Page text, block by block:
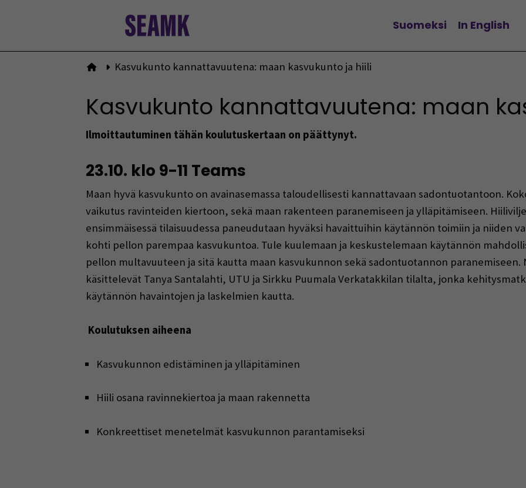
Vaihda kieltä
Suomeksi In English
Etusivulle
Kasvukunto kannattavuutena: maan kasvukunto ja hiili
Kasvukunto kannattavuutena: maan
Ilmoittautuminen tähän koulutuskertaan on päättynyt.
23.10. klo 9-11 Teams
Maan hyvä kasvukunto on avainasemassa taloudellisesti kannattavaan sadontuotantoon.
vaikutus ravinteiden kiertoon, sekä maan rakenteen paranemiseen ja ylläpitämiseen.
ensimmäisessä tilaisuudessa paneudutaan hyväksi havaittuihin käytännön toimiin ja niiden
kohti pellon parempaa kasvukuntoa. Tule kuulemaan ja keskustelemaan käytännön
pellon multavuuteen ja sitä kautta maan kasvukunnon sekä sadontuotannon paranemiseen.
käsittelevät Tanya Santalahti, UTU ja Sirkku Puumala Verkatakkilan tilalta, jonka
käytännön havaintojen ja laskelmien kautta.
Koulutuksen aiheena
Kasvukunnon edistäminen ja ylläpitäminen
Hiili osana ravinnekiertoa ja maan rakennetta
Konkreettiset menetelmät kasvukunnon parantamiseksi